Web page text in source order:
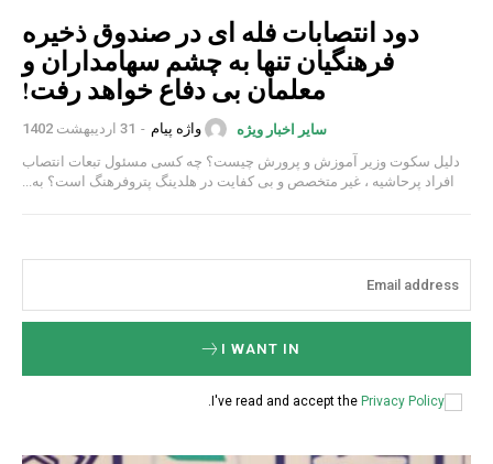
دود انتصابات فله ای در صندوق ذخیره
فرهنگیان تنها به چشم سهامداران و
معلمان بی دفاع خواهد رفت!
سایر اخبار ویژه واژه پیام - 31 اردیبهشت 1402
دلیل سکوت وزیر آموزش و پرورش چیست؟ چه کسی مسئول تبعات انتصاب
افراد پرحاشیه ، غیر متخصص و بی کفایت در هلدینگ پتروفرهنگ است؟ به...
I WANT IN
I've read and accept the Privacy Policy
.